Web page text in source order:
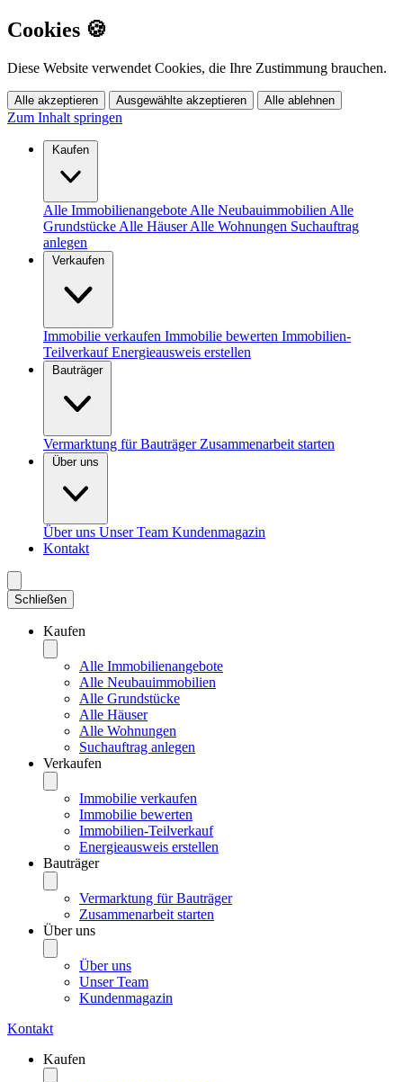
Cookies 🍪
Diese Website verwendet Cookies, die Ihre Zustimmung brauchen.
Alle akzeptieren Ausgewählte akzeptieren Alle ablehnen
Zum Inhalt springen
Kaufen
Alle Immobilienangebote Alle Neubauimmobilien Alle
Grundstücke Alle HäuserAlle Wohnungen Suchauftrag
anlegen
Verkaufen
Immobilie verkaufen Immobilie bewerten Immobilien-
TeilverkaufEnergieausweis erstellen
Bauträger
Vermarktung für Bauträger Zusammenarbeit starten
Über uns
Über uns Unser Team Kundenmagazin
Kontakt
Schließen
Kaufen
Alle Immobilienangebote
Alle Neubauimmobilien
Alle Grundstücke
Alle Häuser
Alle Wohnungen
Suchauftrag anlegen
Verkaufen
Immobilie verkaufen
Immobilie bewerten
Immobilien-Teilverkauf
Energieausweis erstellen
Bauträger
Vermarktung für Bauträger
Zusammenarbeit starten
Über uns
Über uns
Unser Team
Kundenmagazin
Kontakt
Kaufen